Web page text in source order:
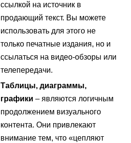
ссылкой на источник в
продающий текст. Вы можете
использовать для этого не
только печатные издания, но и
ссылаться на видео-обзоры или
телепередачи.
Таблицы, диаграммы,
графики – являются логичным
продолжением визуального
контента. Они привлекают
внимание тем, что «цепляют